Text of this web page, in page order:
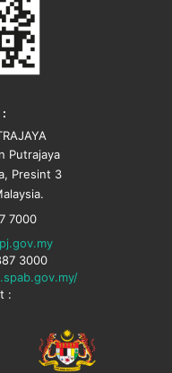
Putrajaya
Presint 3
7000
3000
: